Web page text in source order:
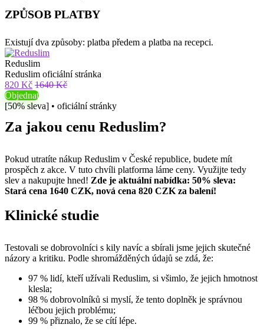
ZPŮSOB PLATBY
Existují dva způsoby: platba předem a platba na recepci.
Reduslim
Reduslim oficiální stránka
820 Kč 1640 Kč
Objednat
[50% sleva] • oficiální stránky
Za jakou cenu Reduslim?
Pokud utratíte nákup Reduslim v České republice, budete mít
prospěch z akce. V tuto chvíli platforma láme ceny. Využijte tedy
slev a nakupujte hned! Zde je aktuální nabídka: 50% sleva:
Stará cena 1640 CZK, nová cena 820 CZK za balení!
Klinické studie
Testovali se dobrovolníci s kily navíc a sbírali jsme jejich skutečné
názory a kritiku. Podle shromážděných údajů se zdá, že:
97 % lidí, kteří užívali Reduslim, si všimlo, že jejich hmotnost
klesla;
98 % dobrovolníků si myslí, že tento doplněk je správnou
léčbou jejich problému;
99 % přiznalo, že se cítí lépe.